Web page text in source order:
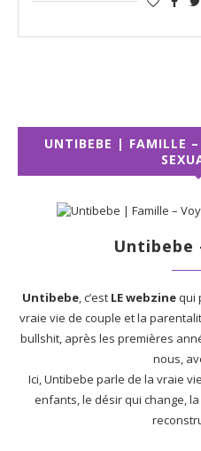
UNTIBEBE | FAMILLE –
Untibebe
Untibebe, c’est LE webzinequi
vraie vie de couple et la
bullshit, après les premières
nous,
Ici, Untibebe parle de la vraie
enfants, le désir qui change,